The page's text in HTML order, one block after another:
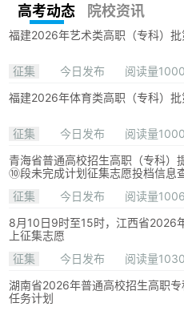
高考动态 院校资讯
福建2026年艺术类高职（专科）
征集 今日发布
阅读量1000
福建2026年体育类高职（专科）
征集 今日发布
阅读量1000
青海省普通高校招生高职（专科
⑩段未完成计划征集志愿投档信息
征集
今日发布
阅读量1006
8月10日9时至15时，江西省2026
上征集志愿
征集
今日发布
阅读量1030
湖南省2026年普通高校招生高职
任务计划